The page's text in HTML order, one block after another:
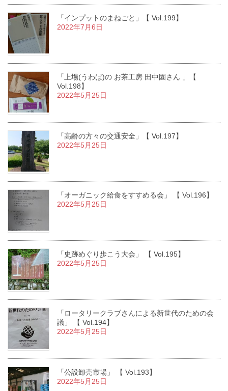
「インプットのまねごと」【 Vol.199】
2022年7月6日
「上場(うわば)の お茶工房 田中園さん 」【
Vol.198】
2022年5月25日
「高齢の方々の交通安全」【 Vol.197】
2022年5月25日
「オーガニック給食をすすめる会」 【 Vol.196】
2022年5月25日
「史跡めぐり歩こう大会」 【 Vol.195】
2022年5月25日
「ロータリークラブさんによる新世代のための会
議」 【 Vol.194】
2022年5月25日
「公設卸売市場」 【 Vol.193】
2022年5月25日